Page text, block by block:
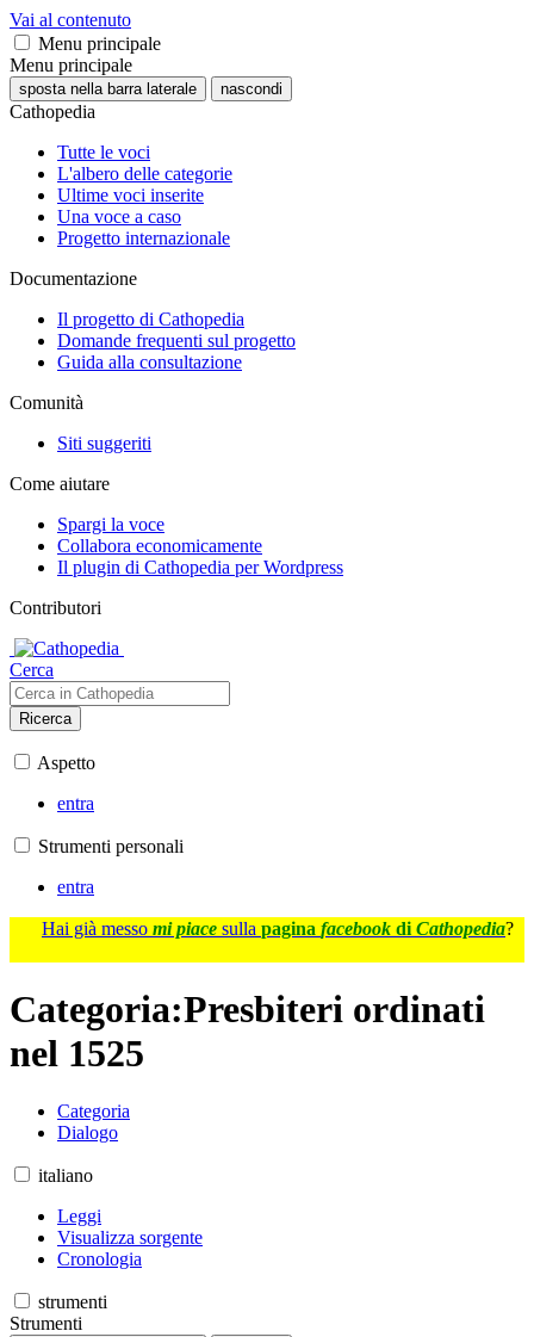
Vai al contenuto
Menu principale
Menu principale
sposta nella barra laterale nascondi
Cathopedia
Tutte le voci
L'albero delle categorie
Ultime voci inserite
Una voce a caso
Progetto internazionale
Documentazione
Il progetto di Cathopedia
Domande frequenti sul progetto
Guida alla consultazione
Comunità
Siti suggeriti
Come aiutare
Spargi la voce
Collabora economicamente
Il plugin di Cathopedia per Wordpress
Contributori
Cerca
Ricerca
Aspetto
entra
Strumenti personali
entra
Hai già messo mi piace sulla pagina facebook di Cathopedia?
Categoria:Presbiteri ordinati
nel 1525
Categoria
Dialogo
italiano
Leggi
Visualizza sorgente
Cronologia
strumenti
Strumenti